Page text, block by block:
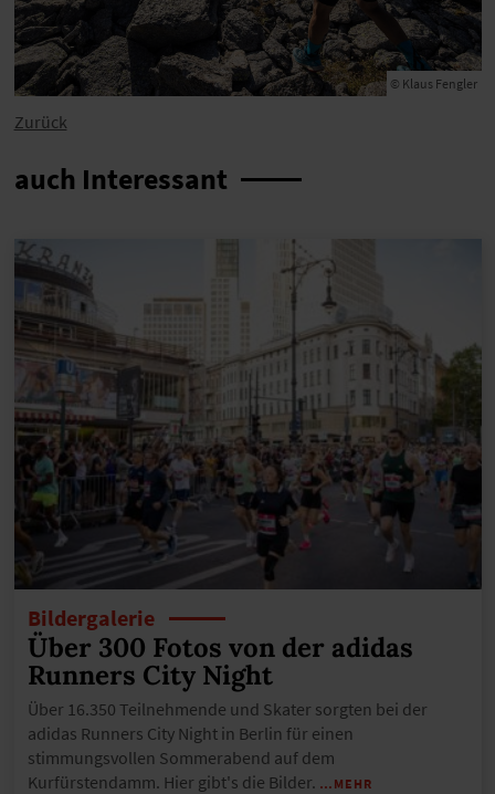
© Klaus Fengler
Zurück
auch Interessant
Bildergalerie
Über 300 Fotos von der adidas
Runners City Night
Über 16.350 Teilnehmende und Skater sorgten bei der
adidas Runners City Night in Berlin für einen
stimmungsvollen Sommerabend auf dem
Kurfürstendamm. Hier gibt's die Bilder. …MEHR